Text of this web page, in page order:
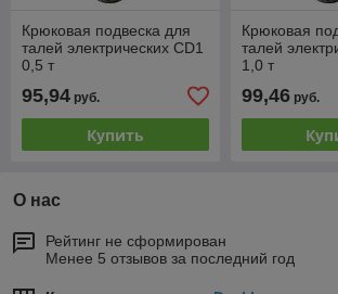
Крюковая подвеска для
талей электрических CD1
0,5 т
95,94 руб.
Купить
Крюковая
талей
1,0 т
99,46руб.
О нас
Рейтинг не сформирован
Менее 5 отзывов за последний год